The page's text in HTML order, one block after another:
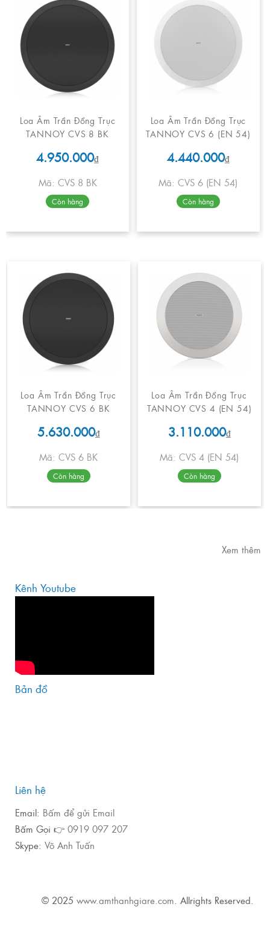
Loa Âm Trần Đồng Trục
TANNOY CVS 8 BK
4.950.000₫
Mã: CVS 8 BK
Còn hàng
Loa Âm Trần Đồng Trục
TANNOY CVS 6 (EN 54)
4.440.000₫
Mã: CVS 6 (EN 54)
Còn hàng
Loa Âm Trần Đồng Trục
TANNOY CVS 6 BK
5.630.000₫
Mã: CVS 6 BK
Còn hàng
Loa Âm Trần Đồng Trục
TANNOY CVS 4 (EN 54)
3.110.000₫
Mã: CVS 4 (EN 54)
Còn hàng
Xem thêm
Kênh Youtube
Bản đồ
Liên hệ
Email: Bấm để gửi Email
Bấm Gọi 👉 0919 097 207
Skype: Võ Anh Tuấn
© 2025 www.amthanhgiare.com. Allrights Reserved.